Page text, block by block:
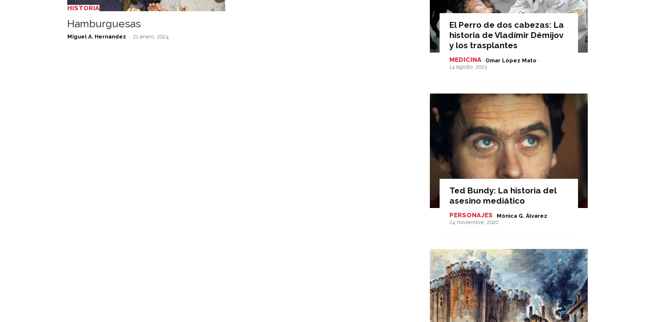
HISTORIA
Hamburguesas
Miguel A. Hernández - 21 enero, 2024
El Perro de dos cabezas: La
historia de Vladímir Démijov
y los trasplantes
MEDICINA Omar López Mato -
14 agosto, 2023
Ted Bundy: La historia del
asesino mediático
PERSONAJES Mónica G. Álvarez -
24 noviembre, 2020